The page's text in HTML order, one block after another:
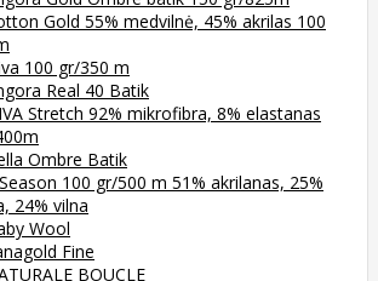
Gold 55% medvilnė, 45% akrilas 100
100 gr/350 m
Real 40 Batik
Stretch 92% mikrofibra, 8% elastanas
Ombre Batik
100 gr/500 m 51% akrilanas, 25%
24% vilna
Wool
Fine
BOUCLE